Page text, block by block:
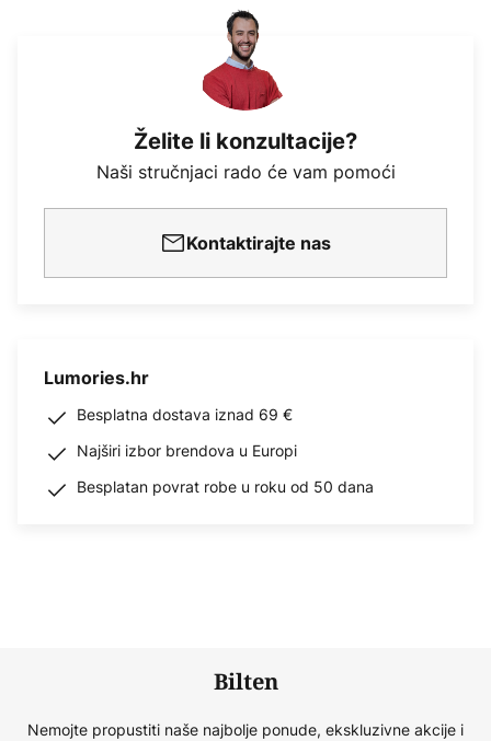
Želite li konzultacije?
Naši stručnjaci rado će vam pomoći
Kontaktirajte nas
Lumories.hr
Besplatna dostava iznad 69 €
Najširi izbor brendova u Europi
Besplatan povrat robe u roku od 50 dana
Bilten
Nemojte propustiti naše najbolje ponude, ekskluzivne akcije i